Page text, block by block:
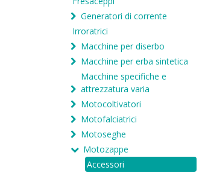
Generatori di corrente
Irroratrici
Macchine per diserbo
Macchine per erba sintetica
Macchine specifiche e
attrezzatura varia
Motocoltivatori
Motofalciatrici
Motoseghe
Motozappe
Accessori